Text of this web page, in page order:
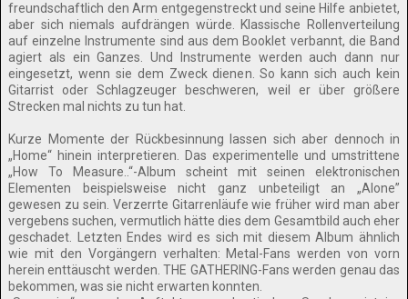
freundschaftlich den Arm entgegenstreckt und seine Hilfe anbietet,
aber sich niemals aufdrängen würde. Klassische Rollenverteilung
auf einzelne Instrumente sind aus dem Booklet verbannt, die Band
agiert als ein Ganzes. Und Instrumente werden auch dann nur
eingesetzt, wenn sie dem Zweck dienen. So kann sich auch kein
Gitarrist oder Schlagzeuger beschweren, weil er über größere
Strecken mal nichts zu tun hat.
Kurze Momente der Rückbesinnung lassen sich aber dennoch in
„Home“ hinein interpretieren. Das experimentelle und umstrittene
„How To Measure..“-Album scheint mit seinen elektronischen
Elementen beispielsweise nicht ganz unbeteiligt an „Alone”
gewesen zu sein. Verzerrte Gitarrenläufe wie früher wird man aber
vergebens suchen, vermutlich hätte dies dem Gesamtbild auch eher
geschadet. Letzten Endes wird es sich mit diesem Album ähnlich
wie mit den Vorgängern verhalten: Metal-Fans werden von vorn
herein enttäuscht werden. THE GATHERING-Fans werden genau das
bekommen, was sie nicht erwarten konnten.